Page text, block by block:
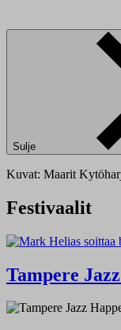
Sulje
Kuvat: Maarit
Festivaalit
Tampere